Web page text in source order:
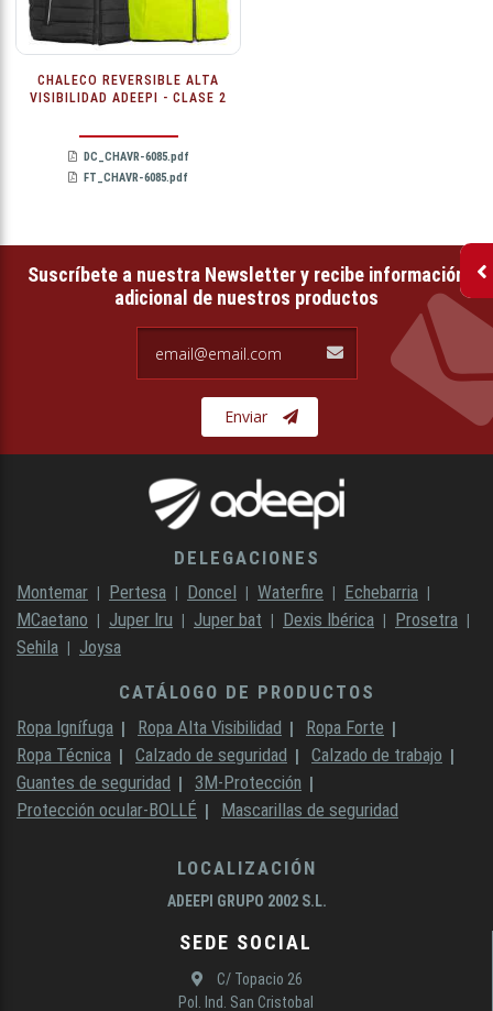
CHALECO REVERSIBLE ALTA
VISIBILIDAD ADEEPI - CLASE 2
DC_CHAVR-6085.pdf
FT_CHAVR-6085.pdf
Suscríbete a nuestra Newsletter y recibe información
adicional de nuestros productos
Enviar
DELEGACIONES
Montemar
Pertesa Doncel Waterfire
Echebarria
MCaetano
Juper Iru Juper bat Dexis Ibérica
Prosetra
Sehila
Joysa
CATÁLOGO DE PRODUCTOS
Ropa Ignífuga
Ropa Alta Visibilidad
Ropa Forte
Ropa Técnica
Calzado de seguridad
Calzado de trabajo
Guantes de seguridad
3M-Protección
Protección ocular-BOLLÉ
Mascarillas de seguridad
LOCALIZACIÓN
ADEEPI GRUPO 2002 S.L.
SEDE SOCIAL
C/ Topacio 26
Pol. Ind. San Cristobal